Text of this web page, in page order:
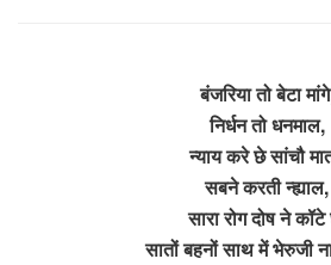
बंजरिया तो बेटा
निर्धन तो धनमाल,
न्याय करे छे सांचौ
सबने करती न्ह्याल,
सारा रोग दोष ने
सातों बहनों साथ में भेरुजी